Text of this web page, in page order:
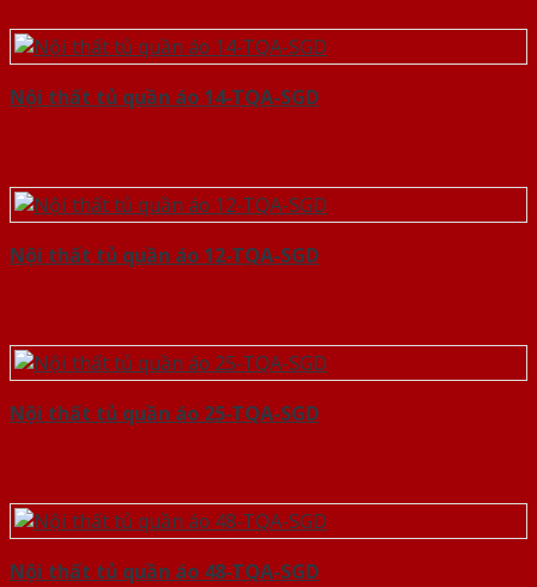
Nội thất tủ quần áo 14-TQA-SGD
Nội thất tủ quần áo 12-TQA-SGD
Nội thất tủ quần áo 25-TQA-SGD
Nội thất tủ quần áo 48-TQA-SGD